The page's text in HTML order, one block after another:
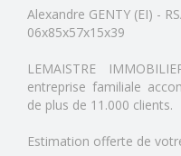
Alexandre GENTY (EI) -
06x85x57x15x39
LEMAISTRE
entreprise familiale
de plus de 11.000 clients.
Estimation offerte de